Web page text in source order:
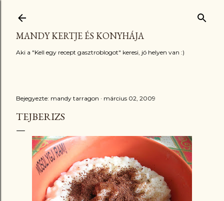
MANDY KERTJE ÉS KONYHÁJA
Aki a "Kell egy recept gasztroblogot" keresi, jó helyen van :)
Bejegyezte: mandy tarragon március 02, 2009
TEJBERIZS